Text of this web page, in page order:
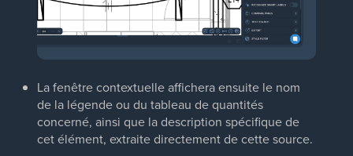
La fenêtre contextuelle affichera ensuite le nom
de la légende ou du tableau de quantités
concerné, ainsi que la description spécifique de
cet élément, extraite directement de cette source.